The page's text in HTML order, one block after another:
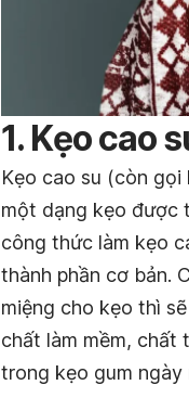
1. Kẹo cao
Kẹo cao su (còn
một dạng kẹo được
công thức làm kẹo
thành phần cơ bản.
miệng cho kẹo thì
chất làm mềm, chất
trong kẹo gum ngày